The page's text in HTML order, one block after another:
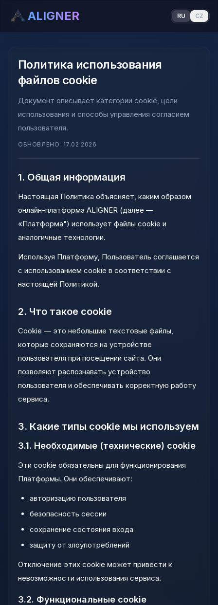
ALIGNER RU CZ
Политика использования
файлов cookie
Документ описывает категории cookie, цели
использования и способы управления согласием
пользователя.
ОБНОВЛЕНО: 17.02.2026
1. Общая информация
Настоящая Политика объясняет, каким образом
онлайн-платформа ALIGNER (далее —
«Платформа") использует файлы cookie и
аналогичные технологии.
Используя Платформу, Пользователь соглашается
с использованием cookie в соответствии с
настоящей Политикой.
2. Что такое cookie
Cookie — это небольшие текстовые файлы,
которые сохраняются на устройстве
пользователя при посещении сайта. Они
позволяют распознавать устройство
пользователя и обеспечивать корректную работу
сервиса.
3. Какие типы cookie мы используем
3.1. Необходимые (технические) cookie
Эти cookie обязательны для функционирования
Платформы. Они обеспечивают:
авторизацию пользователя
безопасность сессии
сохранение состояния входа
защиту от злоупотреблений
Отключение этих cookie может привести к
невозможности использования сервиса.
3.2. Функциональные cookie